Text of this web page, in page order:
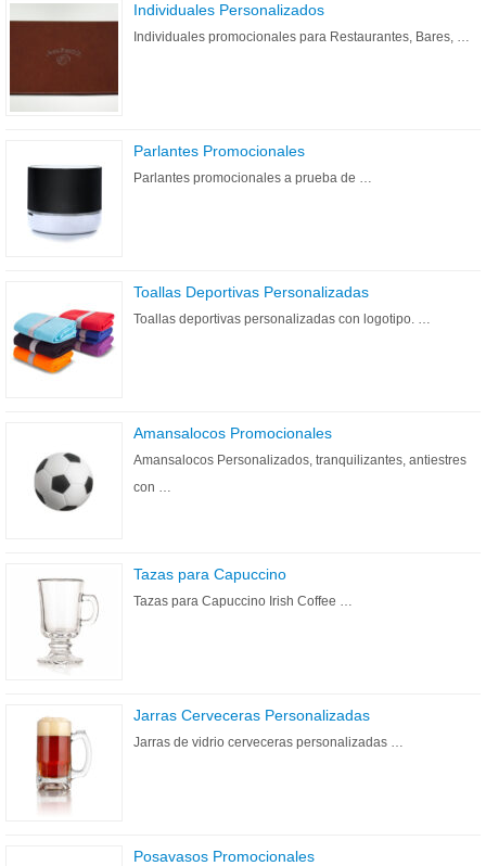
Individuales Personalizados
Individuales promocionales para Restaurantes, Bares, …
Parlantes Promocionales
Parlantes promocionales a prueba de …
Toallas Deportivas Personalizadas
Toallas deportivas personalizadas con logotipo. …
Amansalocos Promocionales
Amansalocos Personalizados, tranquilizantes, antiestres
con …
Tazas para Capuccino
Tazas para Capuccino Irish Coffee …
Jarras Cerveceras Personalizadas
Jarras de vidrio cerveceras personalizadas …
Posavasos Promocionales